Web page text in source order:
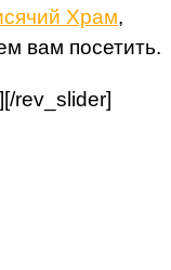
Храм,
вам посетить.
rev_slider]